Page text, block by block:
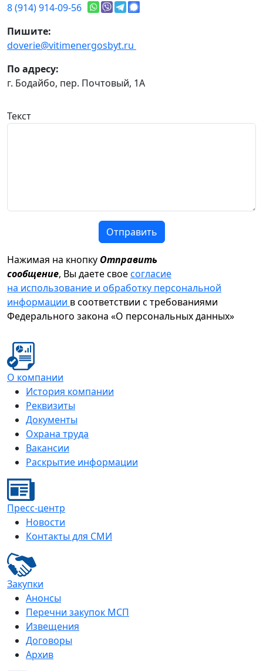
8 (914) 914-09-56
Пишите:
doverie@vitimenergosbyt.ru
По адресу:
г. Бодайбо, пер. Почтовый, 1А
Текст
Отправить
Нажимая на кнопку Отправить
сообщение, Вы даете своесогласие
на использование и обработку персональной
информации в соответствии с требованиями
Федерального закона «О персональных данных»
О компании
История компании
Реквизиты
Документы
Охрана труда
Вакансии
Раскрытие информации
Пресс-центр
Новости
Контакты для СМИ
Закупки
Анонсы
Перечни закупок МСП
Извещения
Договоры
Архив